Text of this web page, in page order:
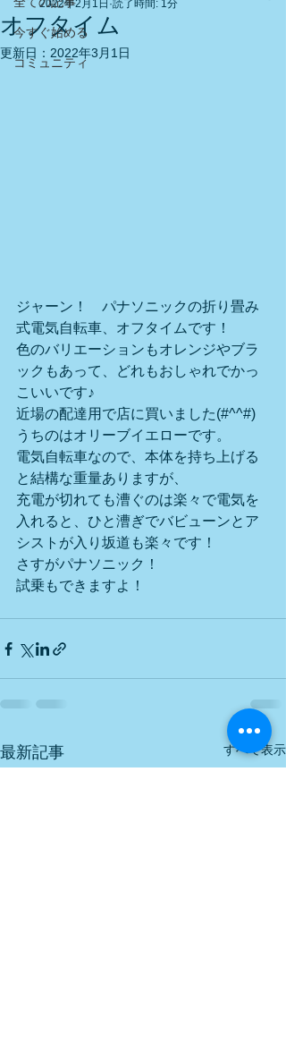
今すぐ始める
コミュニティ
オフタイム
2022年2月1日 読了時間: 1分
更新日： 2022年3月1日
ジャーン！　パナソニックの折り畳み
式電気自転車、オフタイムです！
色のバリエーションもオレンジやブラ
ックもあって、どれもおしゃれでかっ
こいいです♪
近場の配達用で店に買いました(#^^#)
うちのはオリーブイエローです。
電気自転車なので、本体を持ち上げる
と結構な重量ありますが、
充電が切れても漕ぐのは楽々で電気を
入れると、ひと漕ぎでバビューンとア
シストが入り坂道も楽々です！
さすがパナソニック！
試乗もできますよ！
最新記事 すべて表示